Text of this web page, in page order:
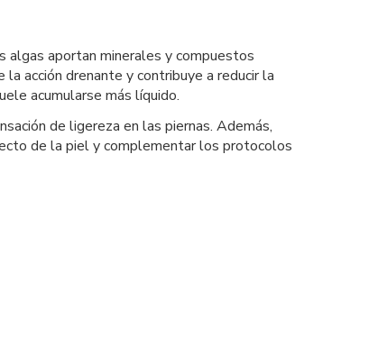
algas aportan minerales y compuestos
acción drenante y contribuye a reducir la
acumularse más líquido.
de ligereza en las piernas. Además,
de la piel y complementar los protocolos